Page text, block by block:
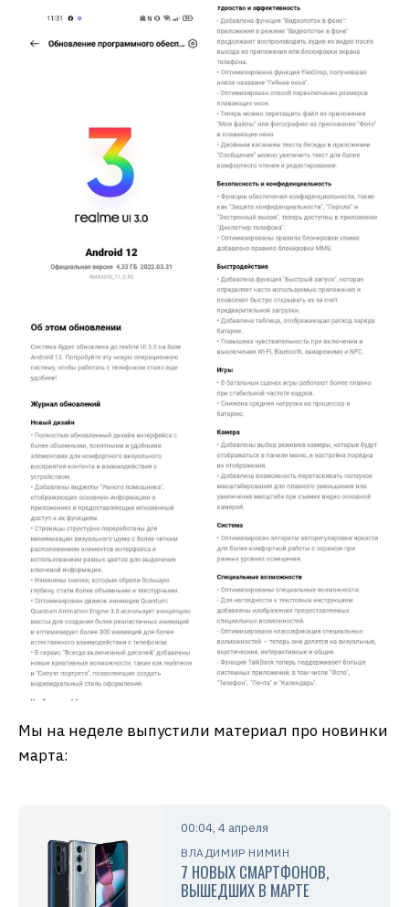
Мы на неделе выпустили материал про новинки
марта:
00:04, 4 апреля
ВЛАДИМИР НИМИН
7 НОВЫХ СМАРТФОНОВ,
ВЫШЕДШИХ В МАРТЕ